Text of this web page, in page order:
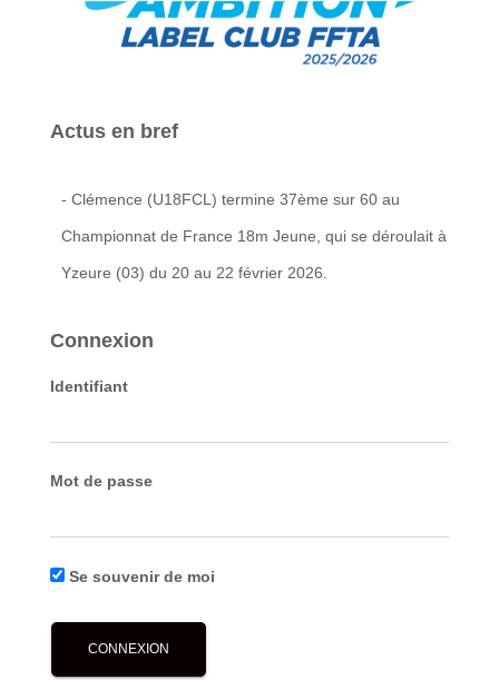
Actus en bref
- Clémence (U18FCL) termine 37ème sur 60 au
Championnat de France 18m Jeune, qui se déroulait à
Yzeure (03) du 20 au 22 février 2026.
Connexion
Identifiant
Mot de passe
Se souvenir de moi